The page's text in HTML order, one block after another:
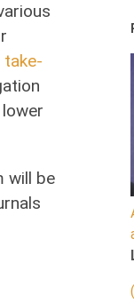
take-
will be